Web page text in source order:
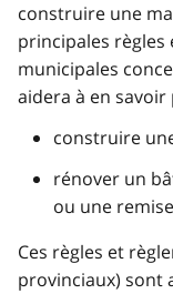
construire une
principales règles
municipales
aidera à en savoir
construire
rénover un
ou une
Ces règles et
provinciaux) sont